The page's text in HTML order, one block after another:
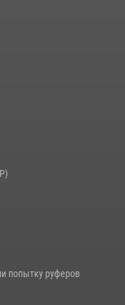
форуме
встречу с
попытку руферов